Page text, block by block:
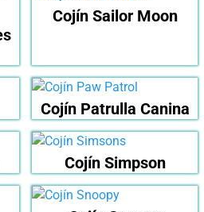
Cojín Sailor Moon
Cojín Patrulla Canina
Cojín Simpson